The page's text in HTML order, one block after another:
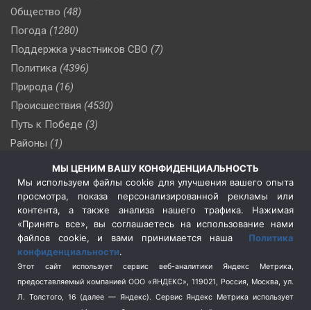
Общество (48)
Погода (1280)
Поддержка участников СВО (7)
Политика (4396)
Природа (16)
Происшествия (4530)
Путь к Победе (3)
Районы (1)
(509)
Сельское хозяйство (3)
Социальная политика
(3)
Спецоперация в Украине
Спецоперация на Украине
(404)
Спорт (740)
Терроризм (1)
МЫ ЦЕНИМ ВАШУ КОНФИДЕНЦИАЛЬНОСТЬ
Мы используем файлы cookie для улучшения вашего опыта
просмотра, показа персонализированной рекламы или
контента, а также анализа нашего трафика. Нажимая
«Принять все», вы соглашаетесь на использование нами
файлов cookie, и вами принимается наша Политика
конфиденциальности.
Этот сайт использует сервис веб-аналитики Яндекс Метрика,
предоставляемый компанией ООО «ЯНДЕКС», 119021, Россия, Москва, ул.
Л. Толстого, 16 (далее — Яндекс). Сервис Яндекс Метрика использует